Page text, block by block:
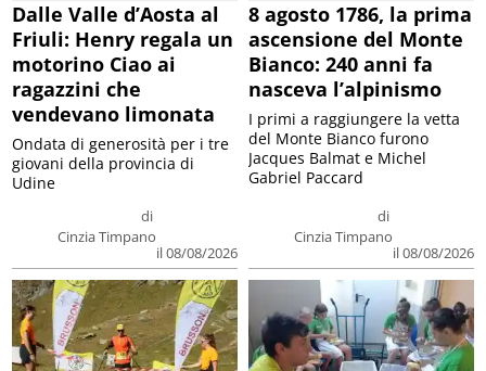
Dalle Valle d’Aosta al
Friuli: Henry regala un
motorino Ciao ai
ragazzini che
vendevano limonata
di
Cinzia Timpano
il 08/08/2026
Ondata di generosità per i tre
giovani della provincia di
Udine
8 agosto 1786, la prima
ascensione del Monte
Bianco: 240 anni fa
nasceva l’alpinismo
di
Cinzia Timpano
il 08/08/2026
I primi a raggiungere la vetta
del Monte Bianco furono
Jacques Balmat e Michel
Gabriel Paccard